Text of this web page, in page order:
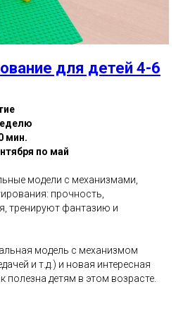
для детей 4-6
мин.
по май
модели с механизмами,
прочность,
тренируют фантазию и
модель с механизмом
и т.д.) и новая интересная
полезна детям в этом возрасте.